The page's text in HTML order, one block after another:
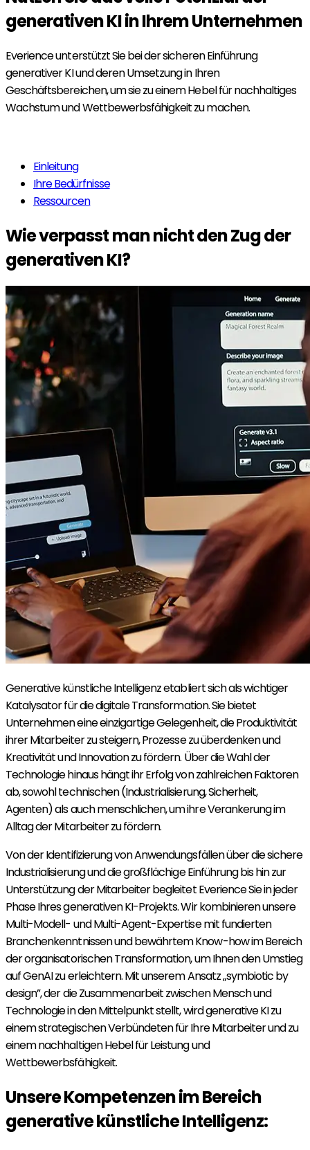
generativen KIin Ihrem Unternehmen
Everience unterstützt Sie bei der sicheren Einführung
generativer KI und deren Umsetzung in Ihren
Geschäftsbereichen, um sie zu einem Hebel für nachhaltiges
Wachstum und Wettbewerbsfähigkeit zu machen.
Einleitung
Ihre Bedürfnisse
Ressourcen
Wie verpasst man nicht den Zug der
generativen KI?
Generative künstliche Intelligenz etabliert sich als wichtiger
Katalysator für die digitale Transformation. Sie bietet
Unternehmen eine einzigartige Gelegenheit, die Produktivität
ihrer Mitarbeiter zu steigern, Prozesse zu überdenken und
Kreativität und Innovation zu fördern. Über die Wahl der
Technologie hinaus hängt ihr Erfolg von zahlreichen Faktoren
ab, sowohl technischen (Industrialisierung, Sicherheit,
Agenten) als auch menschlichen, um ihre Verankerung im
Alltag der Mitarbeiter zu fördern.
Von der Identifizierung von Anwendungsfällen über die sichere
Industrialisierung und die großflächige Einführung bis hin zur
Unterstützung der Mitarbeiter begleitet Everience Sie in jeder
Phase Ihres generativen KI-Projekts. Wir kombinieren unsere
Multi-Modell- und Multi-Agent-Expertise mit fundierten
Branchenkenntnissen und bewährtem Know-how im Bereich
der organisatorischen Transformation, um Ihnen den Umstieg
auf GenAI zu erleichtern. Mit unserem Ansatz „symbiotic by
design”, der die Zusammenarbeit zwischen Mensch und
Technologie in den Mittelpunkt stellt, wird generative KI zu
einem strategischen Verbündeten für Ihre Mitarbeiter und zu
einem nachhaltigen Hebel für Leistung und
Wettbewerbsfähigkeit.
Unsere Kompetenzen im Bereich
generative künstliche Intelligenz: